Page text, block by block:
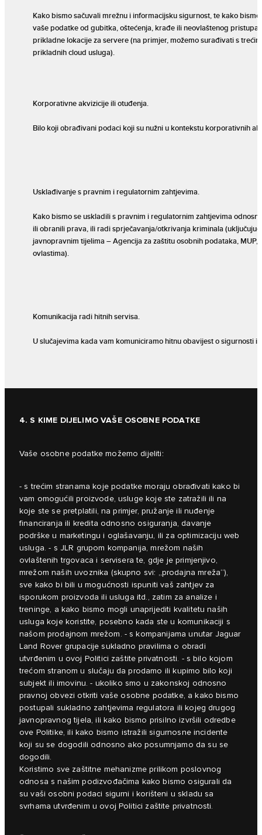
Kako bismo sačuvali mrežnu i informacijsku sigurnost, te kako
vaše podatke od gubitka, oštećenja, krađe ili neovlaštenog
prikladne lokacije za servere (na primjer, možemo surađivati s
prikladnih cloud usluga).
Korporativne akvizicije ili otuđenja.
Bilo koji obrađivani podaci koji su nužni u kontekstu korporativnih
Usklađivanje s pravnim i regulatornim zahtjevima.
Kako bismo se uskladili s pravnim i regulatornim zahtjevima
ili obranili prava, ili radi sprječavanja/otkrivanja kriminala
javnopravnim tijelima – Agencija za zaštitu osobnih podataka, MUP,
ovlastima).
Komunikacija radi hitnih servisa.
U slučajevima kada vam komuniciramo hitnu obavijest o sigurnosti
4. S KIME DIJELIMO VAŠE OSOBNE PODATKE
Vaše osobne podatke možemo dijeliti:
- s trećim stranama koje podatke moraju obrađivati kako bi
vam omogućili proizvode, usluge koje ste zatražili ili na
koje ste se pretplatili, na primjer, pružanje ili nuđenje
financiranja ili kredita odnosno osiguranja, davanje
podrške u marketingu i oglašavanju, ili za optimizaciju web
usluga. - s JLR grupom kompanija, mrežom naših
ovlaštenih trgovaca i servisera te, gdje je primjenjivo,
mrežom naših uvoznika (skupno svi: „prodajna mreža“),
sve kako bi bili u mogućnosti ispuniti vaš zahtjev za
isporukom proizvoda ili usluga itd., zatim za analize i
treninge, a kako bismo mogli unaprijediti kvalitetu naših
usluga koje koristite, posebno kada ste u komunikaciji s
našom prodajnom mrežom. - s kompanijama unutar Jaguar
Land Rover grupacije sukladno pravilima o obradi
utvrđenim u ovoj Politici zaštite privatnosti. - s bilo kojom
trećom stranom u slučaju da prodamo ili kupimo bilo koji
subjekt ili imovinu. - ukoliko smo u zakonskoj odnosno
pravnoj obvezi otkriti vaše osobne podatke, a kako bismo
postupali sukladno zahtjevima regulatora ili kojeg drugog
javnopravnog tijela, ili kako bismo prisilno izvršili odredbe
ove Politike, ili kako bismo istražili sigurnosne incidente
koji su se dogodili odnosno ako posumnjamo da su se
dogodili.
Koristimo sve zaštitne mehanizme prilikom poslovnog
odnosa s našim podizvođačima kako bismo osigurali da
su vaši osobni podaci sigurni i korišteni u skladu sa
svrhama utvrđenim u ovoj Politici zaštite privatnosti.